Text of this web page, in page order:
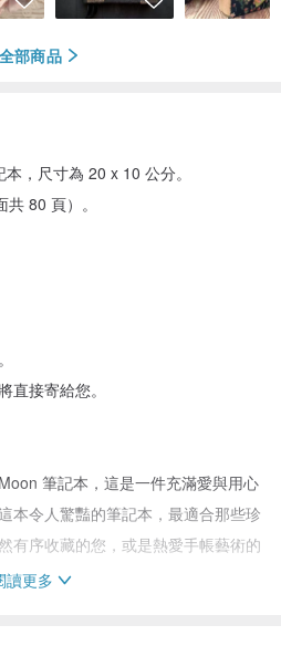
部商品
，尺寸為 20 x 10 公分。
80 頁）。
直接寄給您。
筆記本，這是一件充滿愛與用心
本令人驚豔的筆記本，最適合那些珍
有序收藏的您，或是熱愛手帳藝術的
讀更多